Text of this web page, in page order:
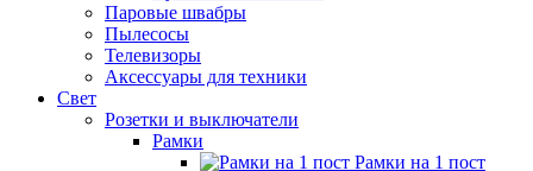
Паровые швабры
Пылесосы
Телевизоры
Аксессуары для техники
Свет
Розетки и выключатели
Рамки
Рамки на 1 пост